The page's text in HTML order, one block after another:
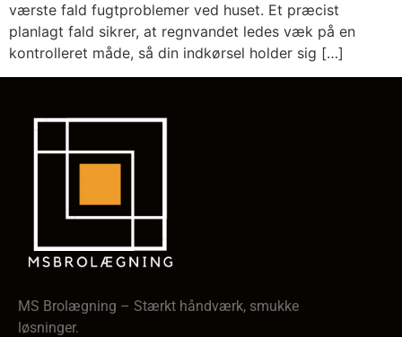
værste fald fugtproblemer ved huset. Et præcist
planlagt fald sikrer, at regnvandet ledes væk på en
kontrolleret måde, så din indkørsel holder sig […]
MS Brolægning – Stærkt håndværk, smukke
løsninger.